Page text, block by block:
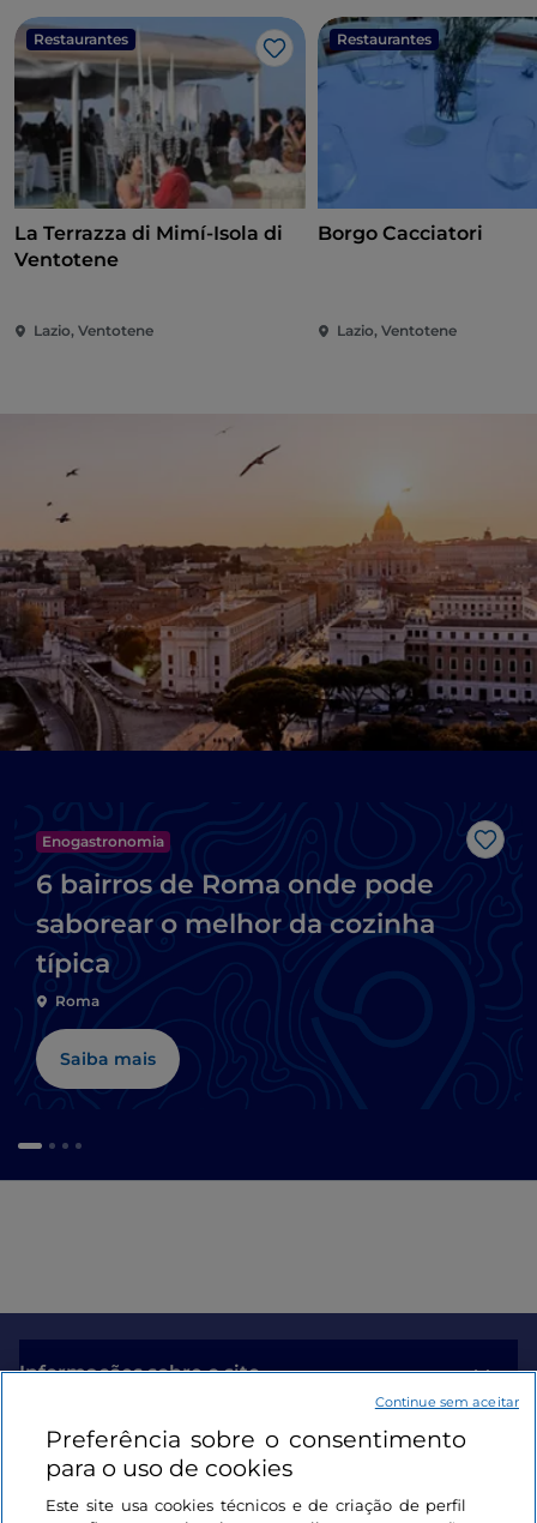
Restaurantes
Gosto
La Terrazza di Mimí-Isola di
Ventotene
Lazio, Ventotene
Restaurantes
Borgo Cacciatori
Lazio, Ventotene
Enogastronomia
6 bairros de Roma onde pode
saborear o melhor da cozinha
típica
Roma
Saiba mais
Informações sobre o site
Ligações úteis
Iniciar sessão
Preferência sobre o consentimento
para o uso de cookies
Este site usa cookies técnicos e de criação de perfil
Continue sem aceitar